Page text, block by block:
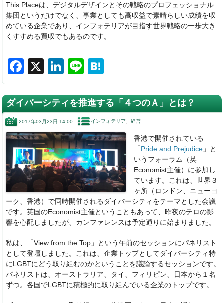
This Placeは、デジタルデザインとその戦略のプロフェッショナル
集団というだけでなく、事業としても高収益で素晴らしい成績を収
めている企業であり、インフォテリアが目指す世界戦略の一歩大き
くすすめる買収でもあるのです。
F
c
e
b
o
o
k
X
Li
k
e
dI
n
Li
e
e
n
a
ダイバーシティを推進する「４つのＡ」とは？
2017年03月23日 14:00 インフォテリア 経営
香港で開催されている
「Pride and Prejudice 」と
いうフォーラム（英
Economist主催）に参加し
ています。これは、世界３
ヶ所（ロンドン、ニューヨ
ーク、香港）で同時開催されるダイバーシティをテーマとした会議
です。英国のEconomist主催ということもあって、昨夜のテロの影
響を心配しましたが、カンファレンスは予定通りに始まりました。
私は、「View from the Top」という午前のセッションにパネリスト
として登壇しました。これは、企業トップとしてダイバーシティ特
にLGBTにどう取り組むのかということを議論するセッションです。
パネリストは、オーストラリア、タイ、フィリピン、日本から１名
ずつ。各国でLGBTに積極的に取り組んでいる企業のトップです。